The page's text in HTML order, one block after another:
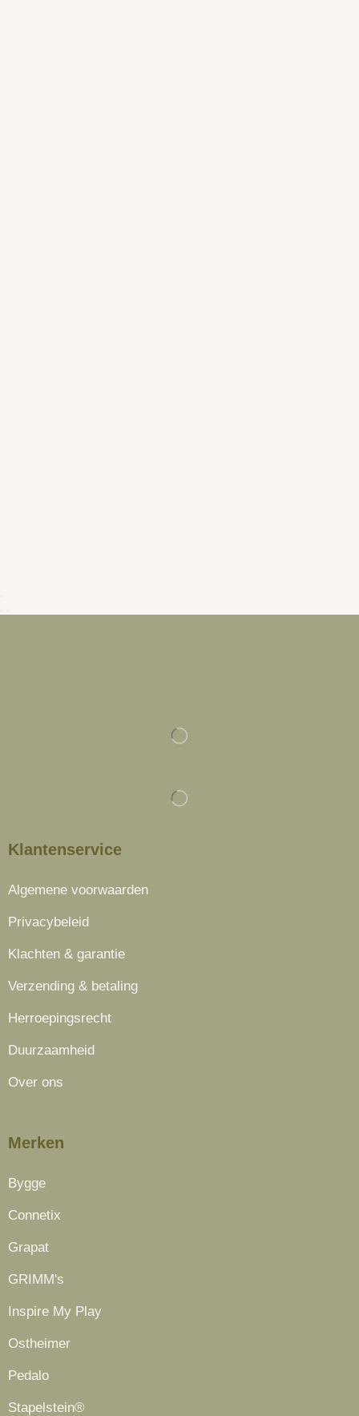
Klantenservice
Algemene voorwaarden
Privacybeleid
Klachten & garantie
Verzending & betaling
Herroepingsrecht
Duurzaamheid
Over ons
Merken
Bygge
Connetix
Grapat
GRIMM's
Inspire My Play
Ostheimer
Pedalo
Stapelstein®